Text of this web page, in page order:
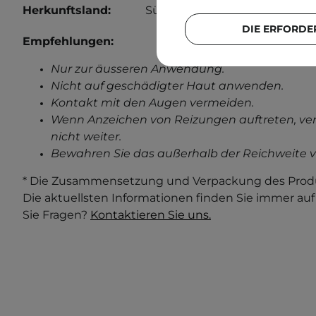
Herkunftsland:
Südkorea.
Empfehlungen:
Nur zur äusseren Anwendung.
Nicht auf geschädigter Haut anwenden.
Kontakt mit den Augen vermeiden.
Wenn Anzeichen von Reizungen auftreten,
nicht weiter.
Bewahren Sie das außerhalb der Reichweite
* Die Zusammensetzung und Verpackung des
Die aktuellsten Informationen finden Sie immer
Sie Fragen? Kontaktieren Sie uns.
DIE